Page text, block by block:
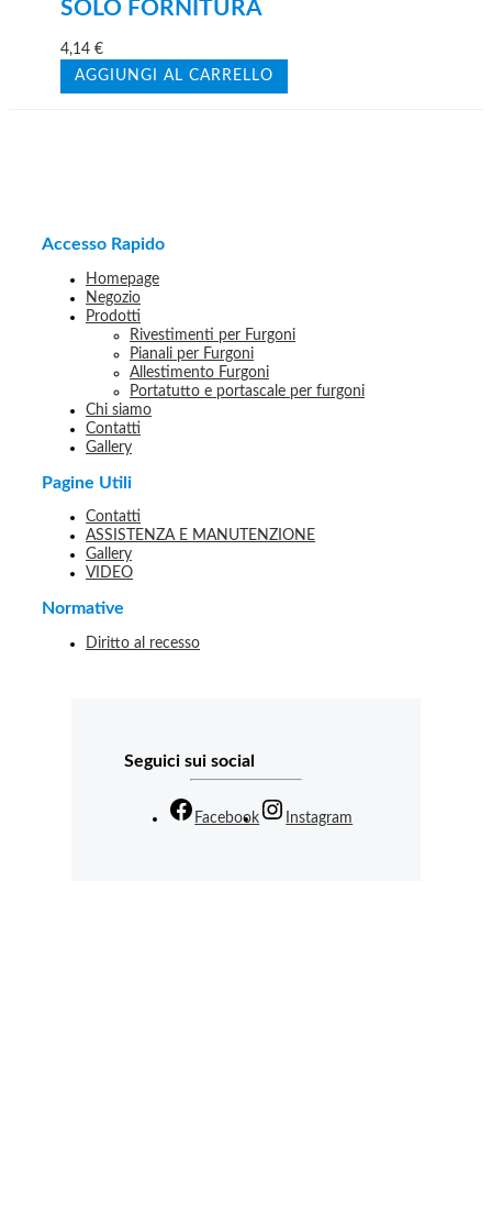
SOLO FORNITURA
4,14€
AGGIUNGI AL CARRELLO
Accesso Rapido
Homepage
Negozio
Prodotti
Rivestimenti per Furgoni
Pianali per Furgoni
Allestimento Furgoni
Portatutto e portascale per furgoni
Chi siamo
Contatti
Gallery
Pagine Utili
Contatti
ASSISTENZA E MANUTENZIONE
Gallery
VIDEO
Normative
Diritto al recesso
Seguici sui social
Facebook Instagram